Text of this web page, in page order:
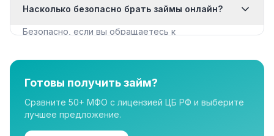
документы для крупных сумм.
Насколько безопасно брать займы онлайн?
Безопасно, если вы обращаетесь к
организации в нашем каталоге имеют лицензию.
Готовы получить займ?
Сравните 50+ МФО с лицензией ЦБ РФ и выберите
лучшее предложение.